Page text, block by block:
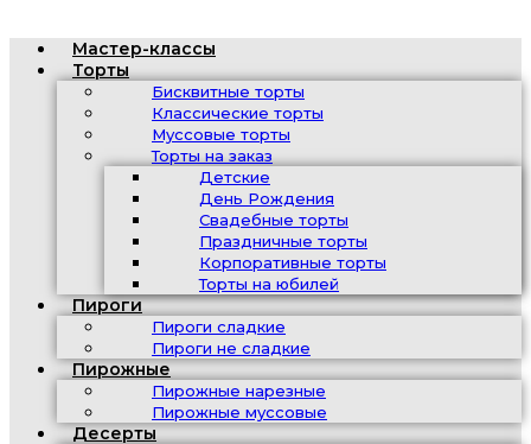
Мастер-классы
Торты
Бисквитные торты
Классические торты
Муссовые торты
Торты на заказ
Детские
День Рождения
Свадебные торты
Праздничные торты
Корпоративные торты
Торты на юбилей
Пироги
Пироги сладкие
Пироги не сладкие
Пирожные
Пирожные нарезные
Пирожные муссовые
Десерты